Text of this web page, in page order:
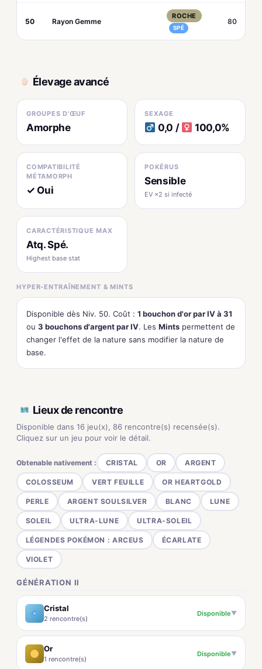
50 Rayon Gemme
ROCHE
SPÉ
80
Élevage avancé
GROUPES D'ŒUF
Amorphe
SEXAGE
0,0 / 100,0%
COMPATIBILITÉ
MÉTAMORPH
✓ Oui
POKÉRUS
Sensible
EV ×2 si infecté
CARACTÉRISTIQUE MAX
Atq. Spé.
Highest base stat
HYPER-ENTRAÎNEMENT & MINTS
Disponible dès Niv. 50. Coût : 1 bouchon d'or par IV à 31
ou 3 bouchons d'argent par IV. Les Mints permettent de
changer l'effet de la nature sans modifier la nature de
base.
Lieux de rencontre
Disponible dans 16 jeu(x), 86 rencontre(s) recensée(s).
Cliquez sur un jeu pour voir le détail.
Obtenable nativement : CRISTAL OR ARGENT
COLOSSEUM VERT FEUILLE OR HEARTGOLD
PERLE ARGENT SOULSILVER BLANC LUNE
SOLEIL ULTRA-LUNE ULTRA-SOLEIL
LÉGENDES POKÉMON : ARCEUS ÉCARLATE
VIOLET
GÉNÉRATION II
Cristal
2 rencontre(s)
Disponible▼
Or
1 rencontre(s)
Disponible▼